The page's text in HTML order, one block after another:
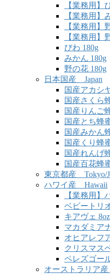
【業務用】
【業務用】
【業務用】
【業務用】
びわ 180g
みかん 180g
野の花 180g
日本国産 Japan
国産アカシ
国産さくら
国産りんご
国産とち蜂
国産みかん
国産くり蜂
国産れんげ
国産百花蜂
東京都産 Tokyo/
ハワイ産 Hawaii
【業務用】
ベビートリ
キアヴェ 8oz
マカダミア
オヒアレフ
クリスマス
ペレズゴー
オーストラリア